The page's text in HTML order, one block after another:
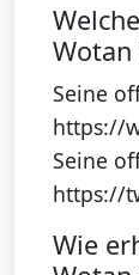
Seine
https://
Seine
https://
Wie